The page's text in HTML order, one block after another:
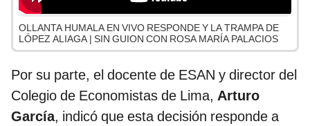
OLLANTA HUMALA EN VIVO RESPONDE Y LA TRAMPA DE
LÓPEZ ALIAGA | SIN GUION CON ROSA MARÍA PALACIOS
Por su parte, el docente de ESAN y director del
Colegio de Economistas de Lima, Arturo
García, indicó que esta decisión responde a